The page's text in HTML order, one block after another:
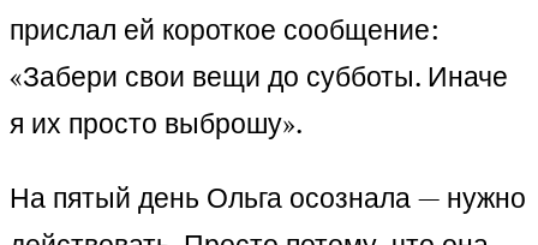
прислал ей короткое сообщение:
«Забери свои вещи до субботы. Иначе
я их просто выброшу».
На пятый день Ольга осознала — нужно